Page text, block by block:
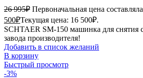
26 995₽ Первоначальная цена
500₽Текущая цена: 16 500₽.
SCHTAER SM-150 машинка для снятия
завода производителя!
Добавить в список желаний
В корзину
Быстрый просмотр
-3%